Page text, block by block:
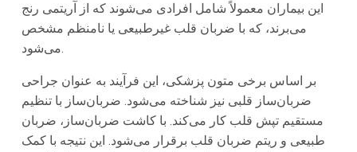
این بیماران معمولاً شامل افرادی می‌شوند که از آریتمی رنج
می‌برند، که با ضربان قلب غیرطبیعی یا نامنظم مشخص
می‌شود.
بر اساس برخی متون پزشکی، این فرآیند به عنوان جراحی
ضربان‌ساز قلبی نیز شناخته می‌شود. ضربان‌ساز با تنظیم
مستقیم تپش قلب کار می‌کند. با کاشت ضربان‌ساز، ضربان
طبیعی و ریتم ضربان قلب برقرار می‌شود. این نتیجه با کمک